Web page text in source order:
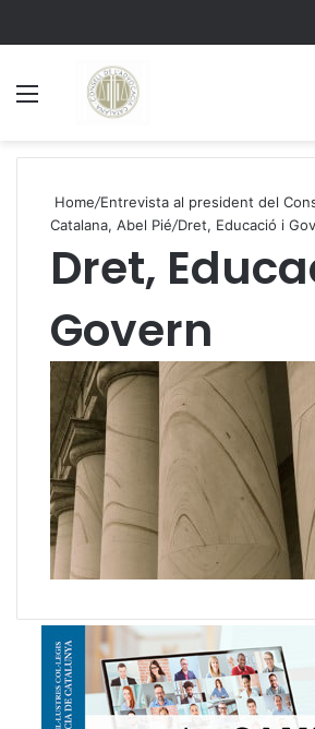
Home/Entrevista al president del
Catalana, Abel Pié/Dret, Educació i
Dret,
Govern